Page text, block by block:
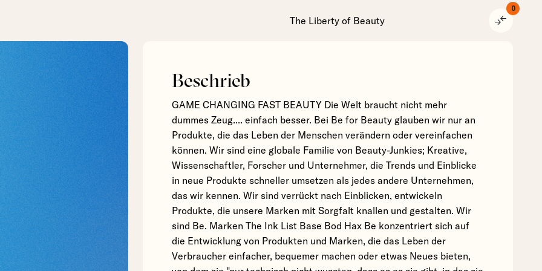
The Liberty of Beauty compare_arrows
0
Beschrieb
GAME CHANGING FAST BEAUTY Die Welt braucht nicht mehr
dummes Zeug.... einfach besser. Bei Be for Beauty glauben wir nur an
Produkte, die das Leben der Menschen verändern oder vereinfachen
können. Wir sind eine globale Familie von Beauty-Junkies; Kreative,
Wissenschaftler, Forscher und Unternehmer, die Trends und Einblicke
in neue Produkte schneller umsetzen als jedes andere Unternehmen,
das wir kennen. Wir sind verrückt nach Einblicken, entwickeln
Produkte, die unsere Marken mit Sorgfalt knallen und gestalten. Wir
sind Be. Marken The Ink List Base Bod Hax Be konzentriert sich auf
die Entwicklung von Produkten und Marken, die das Leben der
Verbraucher einfacher, bequemer machen oder etwas Neues bieten,